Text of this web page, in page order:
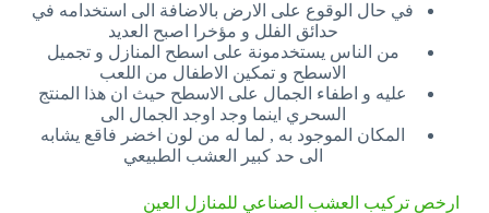
في حال الوقوع على الارض بالاضافة الى استخدامه في
حدائق الفلل و مؤخرا اصبح العديد
من الناس يستخدمونة على اسطح المنازل و تجميل
الاسطح و تمكين الاطفال من اللعب
عليه و اطفاء الجمال على الاسطح حيث ان هذا المنتج
السحري اينما وجد اوجد الجمال الى
المكان الموجود به , لما له من لون اخضر فاقع يشابه
الى حد كبير العشب الطبيعي
ارخص تركيب العشب الصناعي للمنازل العين